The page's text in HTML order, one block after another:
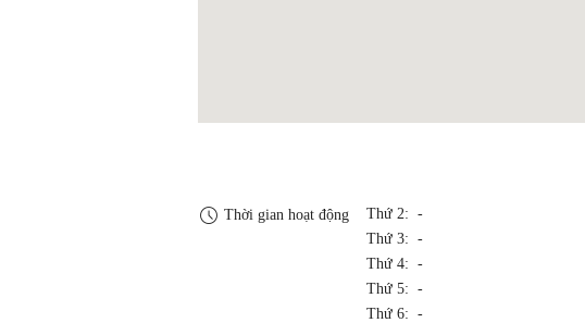
Thời gian hoạt động
Thứ 2: -
Thứ 3: -
Thứ 4: -
Thứ 5: -
Thứ 6: -